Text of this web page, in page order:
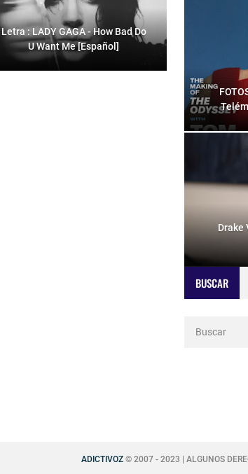
Letra : LADY GAGA - How Bad Do
U Want Me [Español]
Drake
BUSCAR
ADICTIVOZ © 2007 - 2023 | ALGUNOS